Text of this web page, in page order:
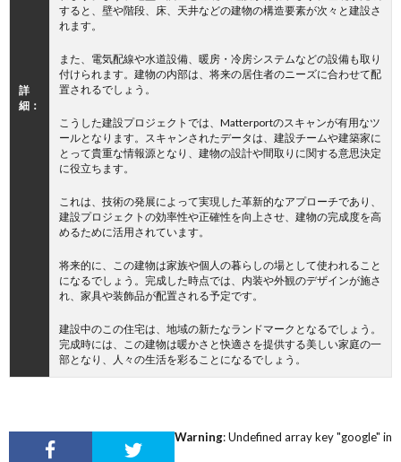
詳
細：
すると、壁や階段、床、天井などの建物の構造要素が次々と建設さ
れます。
また、電気配線や水道設備、暖房・冷房システムなどの設備も取り
付けられます。建物の内部は、将来の居住者のニーズに合わせて配
置されるでしょう。
こうした建設プロジェクトでは、Matterportのスキャンが有用なツ
ールとなります。スキャンされたデータは、建設チームや建築家に
とって貴重な情報源となり、建物の設計や間取りに関する意思決定
に役立ちます。
これは、技術の発展によって実現した革新的なアプローチであり、
建設プロジェクトの効率性や正確性を向上させ、建物の完成度を高
めるために活用されています。
将来的に、この建物は家族や個人の暮らしの場として使われること
になるでしょう。完成した時点では、内装や外観のデザインが施さ
れ、家具や装飾品が配置される予定です。
建設中のこの住宅は、地域の新たなランドマークとなるでしょう。
完成時には、この建物は暖かさと快適さを提供する美しい家庭の一
部となり、人々の生活を彩ることになるでしょう。
Warning: Undefined array key "google" in